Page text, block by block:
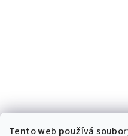
Tento web používá